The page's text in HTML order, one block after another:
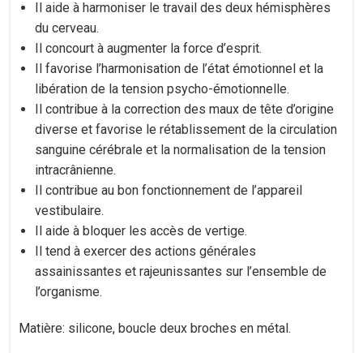
Il aide à harmoniser le travail des deux hémisphères
du cerveau.
Il concourt à augmenter la force d’esprit.
Il favorise l’harmonisation de l’état émotionnel et la
libération de la tension psycho-émotionnelle.
Il contribue à la correction des maux de tête d’origine
diverse et favorise le rétablissement de la circulation
sanguine cérébrale et la normalisation de la tension
intracrânienne.
Il contribue au bon fonctionnement de l’appareil
vestibulaire.
Il aide à bloquer les accès de vertige.
Il tend à exercer des actions générales
assainissantes et rajeunissantes sur l’ensemble de
l’organisme.
Matière: silicone, boucle deux broches en métal.